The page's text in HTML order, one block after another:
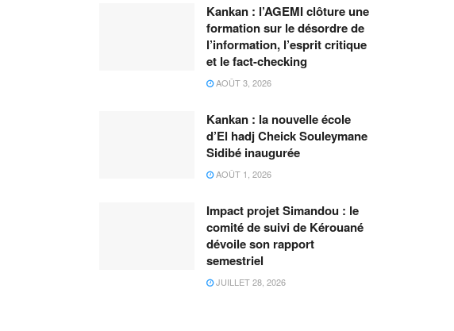
Kankan : l’AGEMI clôture une
formation sur le désordre de
l’information, l’esprit critique
et le fact-checking
AOÛT 3, 2026
Kankan : la nouvelle école
d’El hadj Cheick Souleymane
Sidibé inaugurée
AOÛT 1, 2026
Impact projet Simandou : le
comité de suivi de Kérouané
dévoile son rapport
semestriel
JUILLET 28, 2026